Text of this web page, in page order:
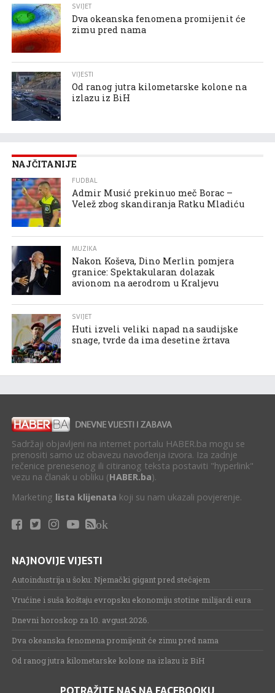
SVIJET
Dva okeanska fenomena promijenit će
zimu pred nama
VIJESTI
Od ranog jutra kilometarske kolone na
izlazu iz BiH
NAJČITANIJE
FUDBAL
Admir Musić prekinuo meč Borac –
Velež zbog skandiranja Ratku Mladiću
MUZIKA
Nakon Koševa, Dino Merlin pomjera
granice: Spektakularan dolazak
avionom na aerodrom u Kraljevu
SVIJET
Huti izveli veliki napad na saudijske
snage, tvrde da ima desetine žrtava
Sadržaji objavljeni na internet portalu HABER.ba mogu se
prenositi samo uz obavezu navođenja izvora. Iza zadnje
rečenice prenesenog ili citiranog teksta postaviti "hyperlink"
vezu na članak u obliku (HABER.ba).
Marketing lista klijenata koji su nam ukazali povjerenje.
ok
NAJNOVIJE VIJESTI
Autoindustrija u šoku: Njemački gigant pred stečajem
Vrućine i suša koštaju evropsku ekonomiju stotine milijardi eura
Dnevni horoskop za 10. avgust.2026.
Dva okeanska fenomena promijenit će zimu pred nama
Od ranog jutra kilometarske kolone na izlazu iz BiH